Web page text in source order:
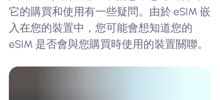
它的購買和使用有一些疑問。由於 eSIM 嵌
入在您的裝置中，您可能會想知道您的
eSIM 是否會與您購買時使用的裝置關聯。